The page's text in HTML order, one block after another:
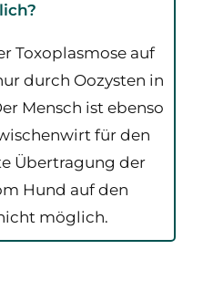
Toxoplasmose auf
durch Oozysten in
Mensch ist ebenso
für den
Übertragung der
Hund auf den
möglich.